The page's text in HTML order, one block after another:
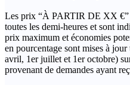
Les prix “À PARTIR DE XX
toutes les demi-heures et sont
prix maximum et économies
en pourcentage sont mises à
avril, 1er juillet et 1er octobre)
provenant de demandes ayant